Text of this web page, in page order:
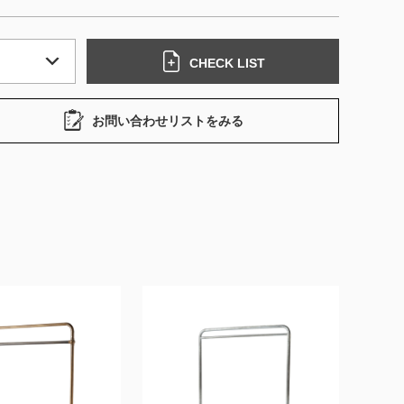
CHECK LIST
お問い合わせリストをみる